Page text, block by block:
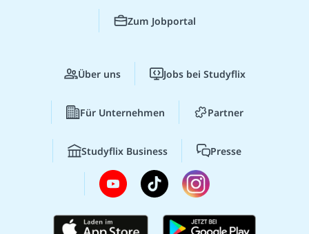
Zum Jobportal
Über uns Jobs bei Studyflix
Für Unternehmen Partner
Studyflix Business Presse